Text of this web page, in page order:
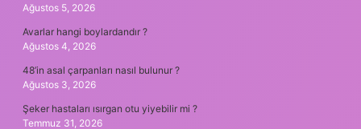
Ağustos 5, 2026
Avarlar hangi boylardandır ?
Ağustos 4, 2026
48’in asal çarpanları nasıl bulunur ?
Ağustos 3, 2026
Şeker hastaları ısırgan otu yiyebilir mi ?
Temmuz 31, 2026